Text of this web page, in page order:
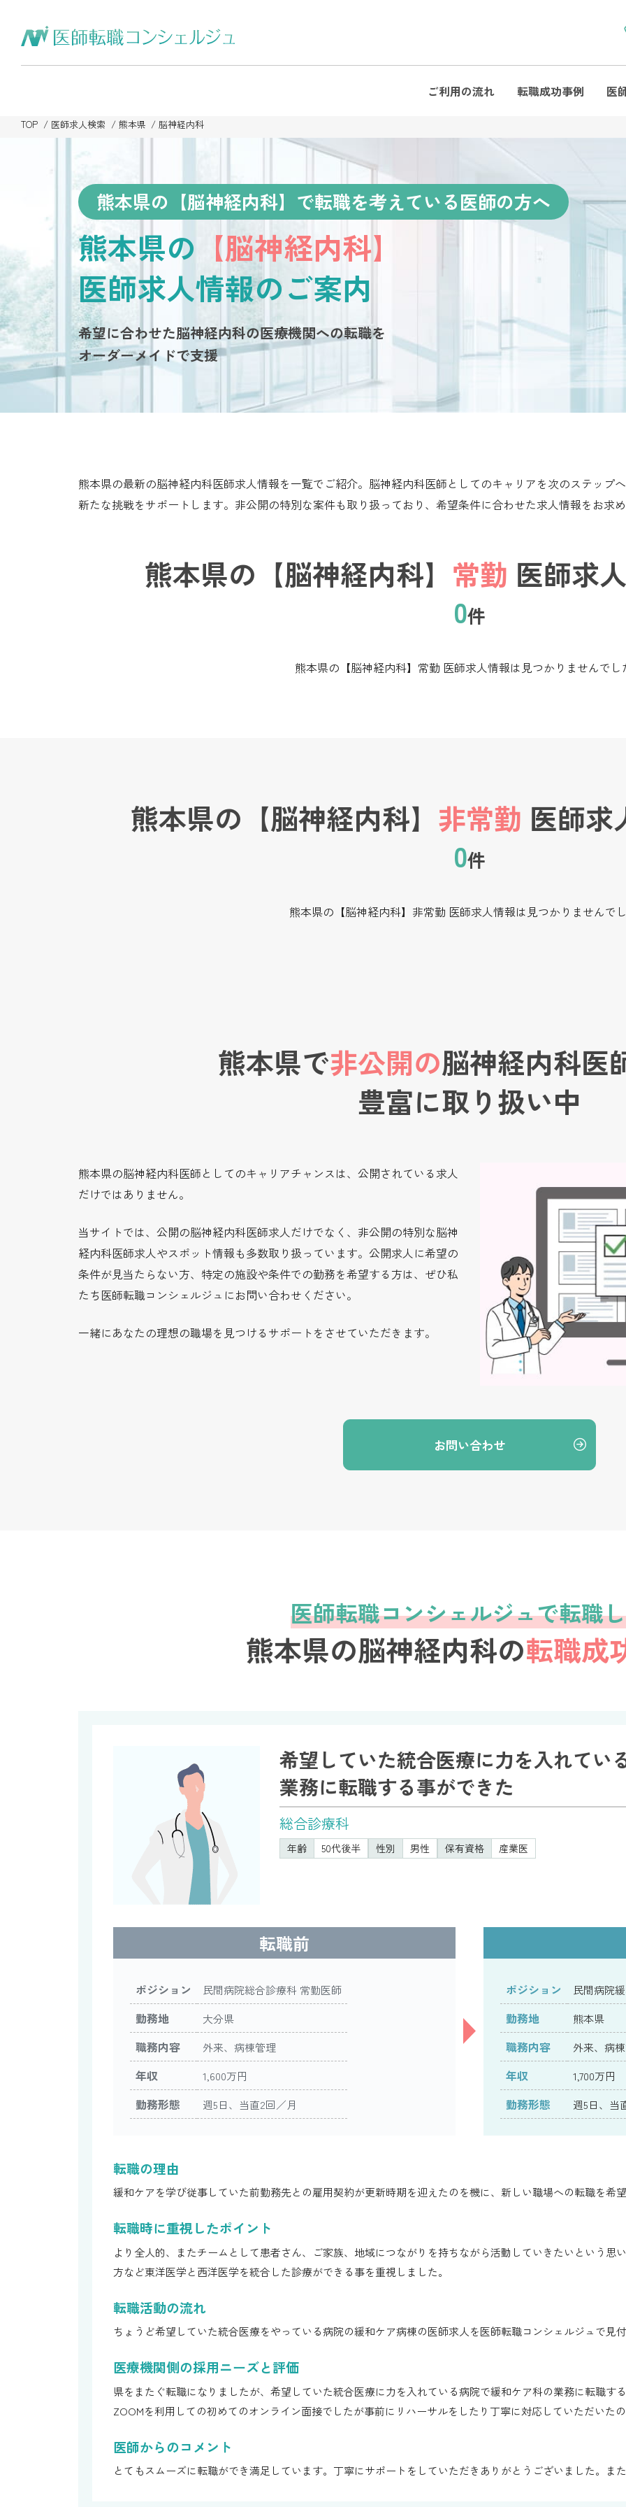
ご利用の流れ 転職成功事例 医
TOP 医師求人検索 熊本県 脳神経内科
熊本県の【脳神経内科】で転職を考えている医師の方へ
熊本県の 【脳神経内科】
医師求人情報のご案内
希望に合わせた脳神経内科の医療機関への転職を
オーダーメイドで支援
熊本県の最新の脳神経内科医師求人情報を一覧でご紹介。脳神経内科医師としてのキャリアを次のステップ
新たな挑戦をサポートします。非公開の特別な案件も取り扱っており、希望条件に合わせた求人情報をお求
熊本県の【脳神経内科】 常勤 医師求
0件
熊本県の【脳神経内科】常勤 医師求人情報は見つかりませんでし
熊本県の【脳神経内科】 非常勤 医師求
0件
熊本県の【脳神経内科】非常勤 医師求人情報は見つかりませんで
熊本県で非公開の脳神経内科医
豊富に取り扱い中
熊本県の脳神経内科医師としてのキャリアチャンスは、公開されている求人
だけではありません。
当サイトでは、公開の脳神経内科医師求人だけでなく、非公開の特別な脳神
経内科医師求人やスポット情報も多数取り扱っています。公開求人に希望の
条件が見当たらない方、特定の施設や条件での勤務を希望する方は、ぜひ私
たち医師転職コンシェルジュにお問い合わせください。
一緒にあなたの理想の職場を見つけるサポートをさせていただきます。
お問い合わせ
医師転職コンシェルジュで転職
熊本県の脳神経内科の転職成
希望していた統合医療に力を入れてい
業務に転職する事ができた
総合診療科
年齢 50代後半 性別 男性 保有資格 産業医
転職前
ポジション 民間病院総合診療科 常勤医師
勤務地 大分県
職務内容 外来、病棟管理
年収 1,600万円
勤務形態 週5日、当直2回／月
ポジション 民間病院
勤務地 熊本県
職務内容 外来、病
年収 1,700万円
勤務形態 週5日、当
転職の理由
緩和ケアを学び従事していた前勤務先との雇用契約が更新時期を迎えたのを機に、新しい職場への転職を希
転職時に重視したポイント
より全人的、またチームとして患者さん、ご家族、地域につながりを持ちながら活動していきたいという思
方など東洋医学と西洋医学を統合した診療ができる事を重視しました。
転職活動の流れ
ちょうど希望していた統合医療をやっている病院の緩和ケア病棟の医師求人を医師転職コンシェルジュで見
医療機関側の採用ニーズと評価
県をまたぐ転職になりましたが、希望していた統合医療に力を入れている病院で緩和ケア科の業務に転職す
ZOOMを利用しての初めてのオンライン面接でしたが事前にリハーサルをしたり丁寧に対応していただいた
医師からのコメント
とてもスムーズに転職ができ満足しています。丁寧にサポートをしていただきありがとうございました。ま